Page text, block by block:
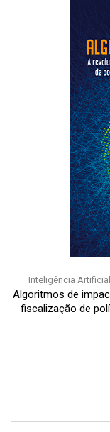
Inteligência Artificial
Algoritmos de
fiscalização de